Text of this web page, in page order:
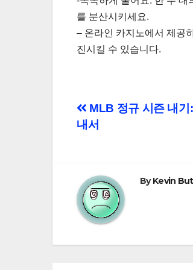
를 분산시키세요.
– 온라인 카지노에서 제공
진시킬 수 있습니다.
Post
navigation
MLB 정규 시즌 내
내서
ByKevin